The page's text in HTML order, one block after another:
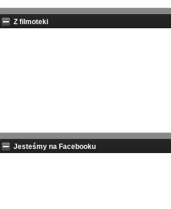
Z filmoteki
Jesteśmy na Facebooku